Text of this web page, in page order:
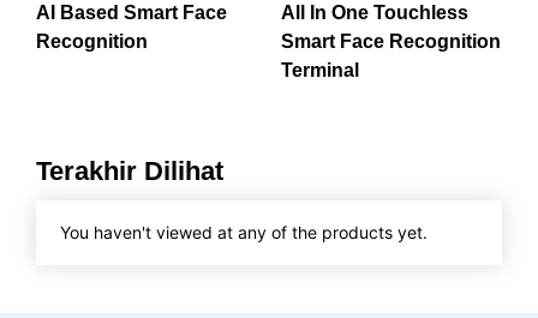
All In One Touchless
Smart Face Recognition
Terminal
Terakhir Dilihat
You haven't viewed at any of the products yet.